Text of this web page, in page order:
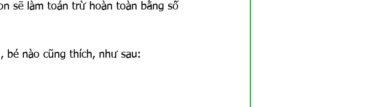
sẽ làm toán trừ hoàn toàn bằng số
bé nào cũng thích, như sau: